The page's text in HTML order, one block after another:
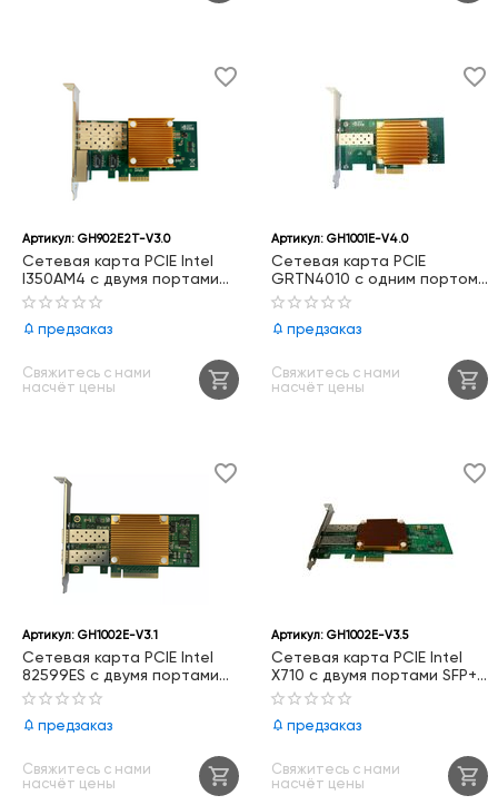
Артикул: GH902E2T-V3.0
Сетевая карта PCIE Intel
I350AM4 с двумя портами
RJ45 1000Base-T,
GH902E2T-V3.0
предзаказ
Свяжитесь с нами
насчёт цены
Артикул: GH1001E-V4.0
Сетевая карта PCIE
GRTN4010 с одним портом
SFP+ 10GbE, GH1001E-V4.0
предзаказ
Свяжитесь с нами
насчёт цены
Артикул: GH1002E-V3.1
Сетевая карта PCIE Intel
82599ES с двумя портами
SFP+ 10GbE, GH1002E-V3.1
предзаказ
Свяжитесь с нами
насчёт цены
Артикул: GH1002E-V3.5
Сетевая карта PCIE Intel
X710 с двумя портами SFP+
10GbE, GH1002E-V3.5
предзаказ
Свяжитесь с нами
насчёт цены